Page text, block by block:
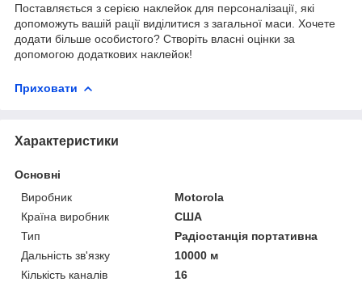
Поставляється з серією наклейок для персоналізації, які
допоможуть вашій рації виділитися з загальної маси. Хочете
додати більше особистого? Створіть власні оцінки за
допомогою додаткових наклейок!
Приховати
Характеристики
Основні
Виробник
Motorola
Країна виробник
США
Тип
Радіостанція портативна
Дальність зв'язку
10000 м
Кількість каналів
16